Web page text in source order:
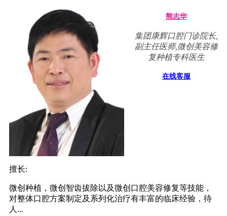
熊志华
集团康辉口腔门诊院长,
副主任医师,微创美容修
复种植专科医生
在线客服
擅长:
微创种植，微创智齿拔除以及微创口腔美容修复等技能，
对整体口腔方案制定及系列化治疗有丰富的临床经验，待
人...